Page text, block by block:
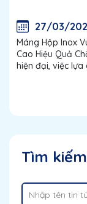
27/03/
Máng Hộp Inox
Cao Hiệu Quả Chăn Nuôi Trong
hiện đại, việc
Tìm